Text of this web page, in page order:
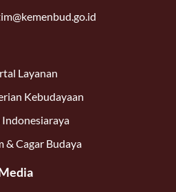
Layanan
Kebudayaan
Indonesiaraya
& Cagar Budaya